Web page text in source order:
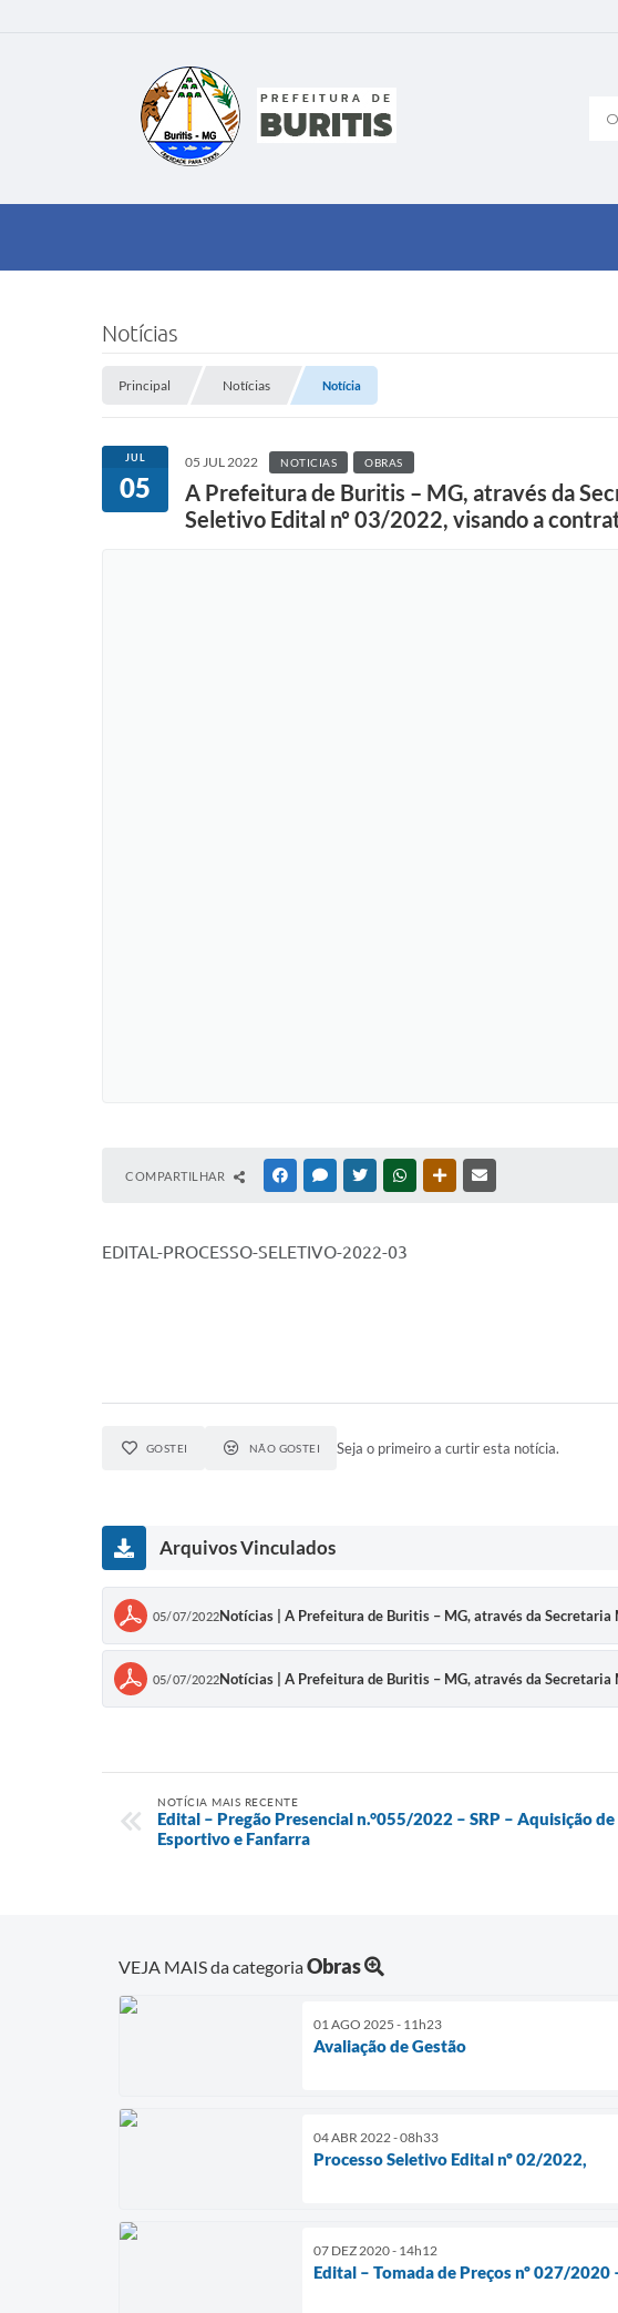
O
Notícias
Principal Notícias Notícia
JUL
05
05 JUL 2022 NOTICIAS OBRAS
A Prefeitura de Buritis – MG, através da
Seletivo Edital nº 03/2022, visando a
COMPARTILHAR FACEBOOKMESSENGER
TWITTERWHATSAPPOUTRAS MÍDIAS
EDITAL-PROCESSO-SELETIVO-2022-03
GOSTEI NÃO GOSTEI Seja o primeiro a curtir esta notícia.
Arquivos Vinculados
05/07/2022Notícias | A Prefeitura de Buritis – MG, através da
05/07/2022Notícias | A Prefeitura de Buritis – MG, através da
NOTÍCIA MAIS RECENTE
Edital – Pregão Presencial n.°055/2022 – SRP – Aquisição
Esportivo e Fanfarra
VEJA MAIS da categoriaObras
01 AGO 2025 - 11h23
Avaliação de Gestão
04 ABR 2022 - 08h33
Processo Seletivo Edital nº 02/2022,
07 DEZ 2020 - 14h12
Edital – Tomada de Preços nº 027/